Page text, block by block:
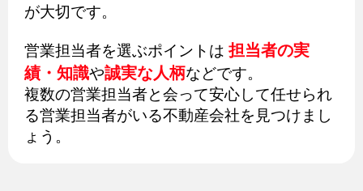
が大切です。
営業担当者を選ぶポイントは 担当者の実
績・知識や誠実な人柄などです。
複数の営業担当者と会って安心して任せられ
る営業担当者がいる不動産会社を見つけまし
ょう。